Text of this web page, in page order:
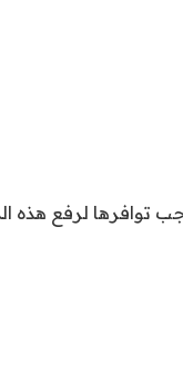
توافرها لرفع هذه